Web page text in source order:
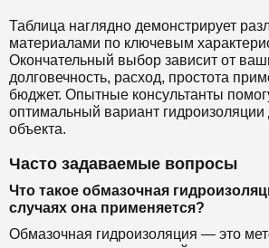
Таблица наглядно демонстрирует
материалами по ключевым
Окончательный выбор зависит от
долговечность, расход, простота
бюджет. Опытные консультанты
оптимальный вариант
объекта.
Часто задаваемые вопросы
Что такое обмазочная
случаях она применяется?
Обмазочная гидроизоляция — это